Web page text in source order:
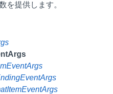
を提供します。